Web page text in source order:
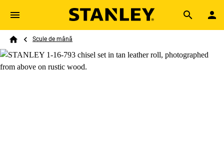
Skip to main content
Search
Breadcrumb
Scule de mână